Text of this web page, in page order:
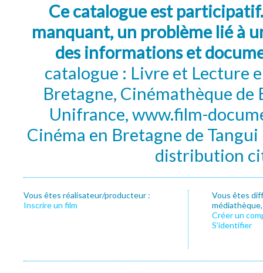
Ce catalogue est
manquant, un problème lié à
des informations et
catalogue : Livre et Lecture
Bretagne, Cinémathèque de
Unifrance, www.film-
Cinéma en Bretagne de
distribution
Vous êtes réalisateur/producteur :
Inscrire un film
Vous êtes
Créer un
S’identifier